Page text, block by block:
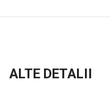
ALTE DETALII